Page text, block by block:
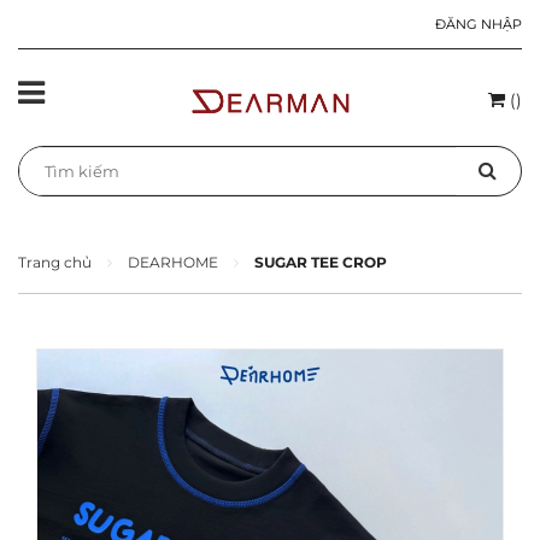
ĐĂNG NHẬP
()
Trang chủ DEARHOME SUGAR TEE CROP